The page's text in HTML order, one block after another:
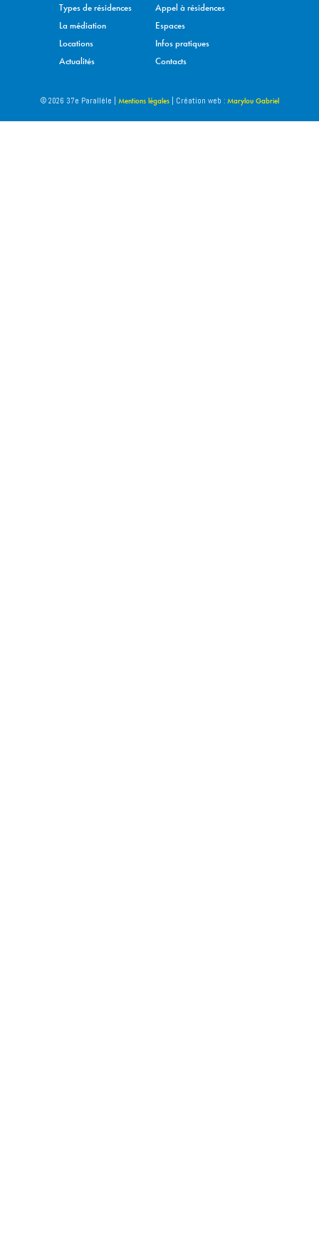
Types de résidences
Appel à résidences
La médiation
Espaces
Locations
Infos pratiques
Actualités
Contacts
© 2026 37e Parallèle | Mentions légales| Création web : Marylou Gabriel